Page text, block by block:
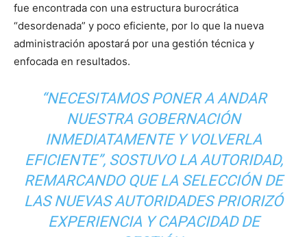
fue encontrada con una estructura burocrática
“desordenada” y poco eficiente, por lo que la nueva
administración apostará por una gestión técnica y
enfocada en resultados.
“NECESITAMOS PONER A ANDAR
NUESTRA GOBERNACIÓN
INMEDIATAMENTE Y VOLVERLA
EFICIENTE”, SOSTUVO LA AUTORIDAD,
REMARCANDO QUE LA SELECCIÓN DE
LAS NUEVAS AUTORIDADES PRIORIZÓ
EXPERIENCIA Y CAPACIDAD DE